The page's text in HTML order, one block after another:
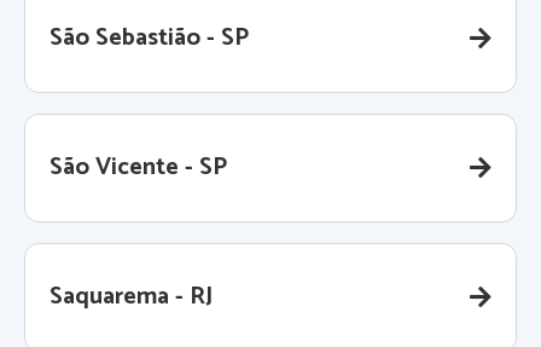
São Sebastião - SP
São Vicente - SP
Saquarema - RJ